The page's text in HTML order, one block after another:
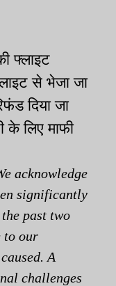
फ्लाइट
से भेजा जा
दिया जा
के लिए माफी
acknowledge
significantly
past two
to our
A
challenges